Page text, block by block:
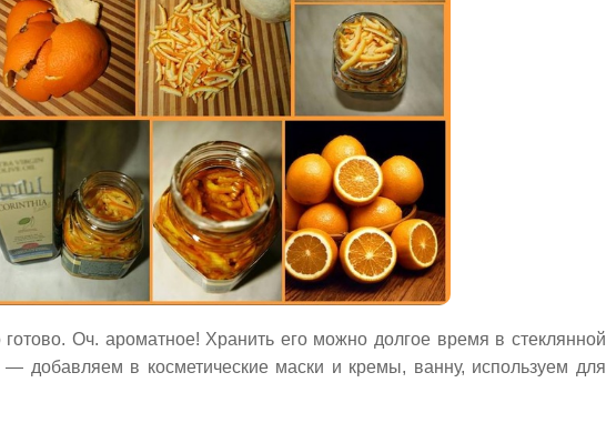
Оч. ароматное! Хранить его можно долгое время в стеклянной
добавляем в косметические маски и кремы, ванну, используем для